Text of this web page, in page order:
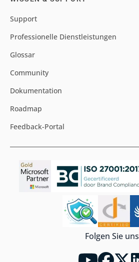
Support
Professionelle Dienstleistungen
Glossar
Community
Dokumentation
Roadmap
Feedback-Portal
Folgen Sie uns